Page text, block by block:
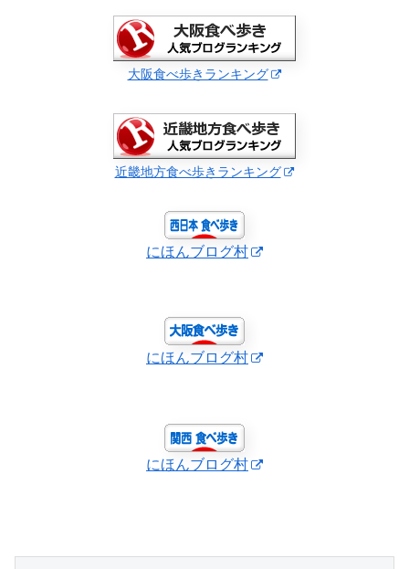
大阪食べ歩きランキング
近畿地方食べ歩きランキング
にほんブログ村
にほんブログ村
にほんブログ村